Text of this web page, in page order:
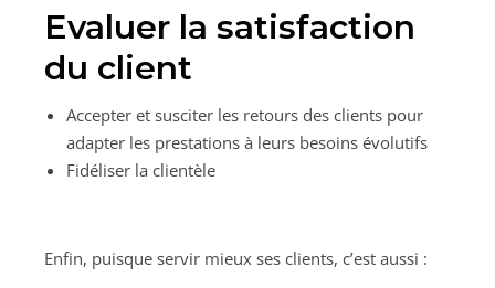
Evaluer la satisfaction
du client
Accepter et susciter les retours des clients pour
adapter les prestations à leurs besoins évolutifs
Fidéliser la clientèle
Enfin, puisque servir mieux ses clients, c’est aussi :